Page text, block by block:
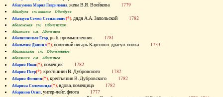
Абакумова Мария Гавриловна, жена В.Я. Воейкова 1779
Абалдуев см. также Оболдуев
Абалдуев Семен Степанович(*), дядя А.А. Запольской 1782
Абаленская см. Оболенская
Абалешев см. Аболешев
Абалишников Егор, рыб. промышленник 1781
Абалыхин Даниил(*), полковой писарь Каргопол. драгун. полка 1733
Абальянинов см. Обольянинов
Абаляшев см. Аболешев
Абарин Иван(*), помещик 1782
Абарин Петр(*), крестьянин В. Дубровского 1782
Абарин Филипп(*), крестьянин В. Дубровского 1782
Абарина Соломонида(*), вдова, помещица 1782
Абаринов Осип, унтер-лейт. флота 1777